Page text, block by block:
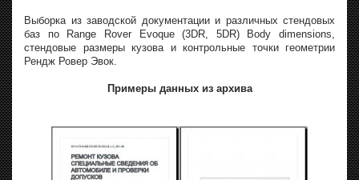
Выборка из заводской документации и различных стендовых
баз по Range Rover Evoque (3DR, 5DR) Body dimensions,
стендовые размеры кузова и контрольные точки геометрии
Рендж Ровер Эвок.
Примеры данных из архива